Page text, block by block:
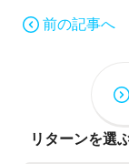
前の記事へ
リターンを選